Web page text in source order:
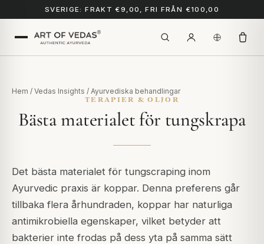
SVERIGE: FRAKT €9,00, FRI FRÅN €100,00
Hem / Vedas Insights / Ayurvediska behandlingar
TERAPIER & OLJOR
Bästa materialet för tungskrapa
Det bästa materialet för tungscraping inom
Ayurvedic praxis är koppar. Denna preferens går
tillbaka flera århundraden, koppar har naturliga
antimikrobiella egenskaper, vilket betyder att
bakterier inte frodas på dess yta på samma sätt